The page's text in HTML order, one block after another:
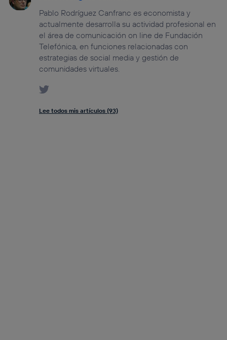
Pablo Rodríguez Canfranc es economista y
actualmente desarrolla su actividad profesional en
el área de comunicación on line de Fundación
Telefónica, en funciones relacionadas con
estrategias de social media y gestión de
comunidades virtuales.
Lee todos mis artículos (93)